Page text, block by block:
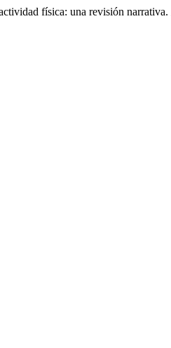
física: una revisión narrativa.